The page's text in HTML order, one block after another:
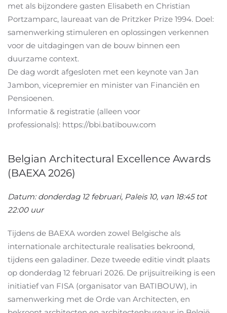
met als bijzondere gasten Elisabeth en Christian
Portzamparc, laureaat van de Pritzker Prize 1994. Doel:
samenwerking stimuleren en oplossingen verkennen
voor de uitdagingen van de bouw binnen een
duurzame context.
De dag wordt afgesloten met een keynote van Jan
Jambon, vicepremier en minister van Financiën en
Pensioenen.
Informatie & registratie (alleen voor
professionals): https://bbi.batibouw.com
Belgian Architectural Excellence Awards
(BAEXA 2026)
Datum: donderdag 12 februari, Paleis 10, van 18:45 tot
22:00 uur
Tijdens de BAEXA worden zowel Belgische als
internationale architecturale realisaties bekroond,
tijdens een galadiner. Deze tweede editie vindt plaats
op donderdag 12 februari 2026. De prijsuitreiking is een
initiatief van FISA (organisator van BATIBOUW), in
samenwerking met de Orde van Architecten, en